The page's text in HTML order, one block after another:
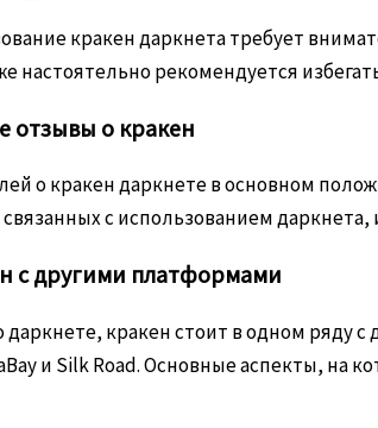
кракен даркнета требует
настоятельно рекомендуется
отзывы о кракен
о кракен даркнете в основном
связанных с использованием
с другими платформами
даркнете, кракен стоит в одном
и Silk Road. Основные аспекты, на